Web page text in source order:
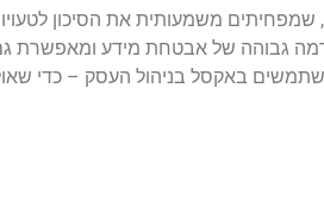
גבוהה של אבטחת מידע ומאפשרת
באקסל בניהול העסק – כדי